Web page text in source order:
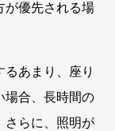
が優先される場
あまり、座り
場合、長時間の
さらに、照明が